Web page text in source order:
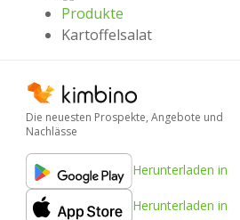
Produkte
Kartoffelsalat
Die neuesten Prospekte, Angebote und
Nachlässe
Herunterladen in
Herunterladen in